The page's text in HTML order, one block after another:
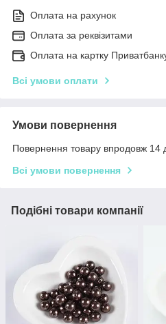
Оплата на рахунок
Оплата за реквізитами
Оплата на картку
Всі умови оплати
Умови повернення
Повернення товару впродовж 14
Всі умови повернення
Подібні товари компанії